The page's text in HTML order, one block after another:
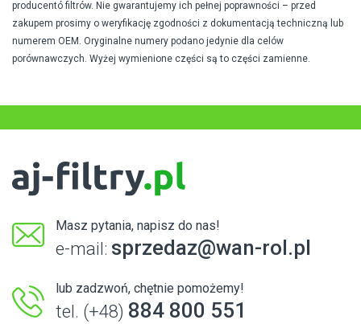
producentó filtrów. Nie gwarantujemy ich pełnej poprawności – przed
zakupem prosimy o weryfikację zgodności z dokumentacją techniczną lub
numerem OEM. Oryginalne numery podano jedynie dla celów
porównawczych. Wyżej wymienione części są to części zamienne.
Masz pytania, napisz do nas!
e-mail: sprzedaz@wan-rol.pl
lub zadzwoń, chętnie pomożemy!
tel. (+48) 884 800 551